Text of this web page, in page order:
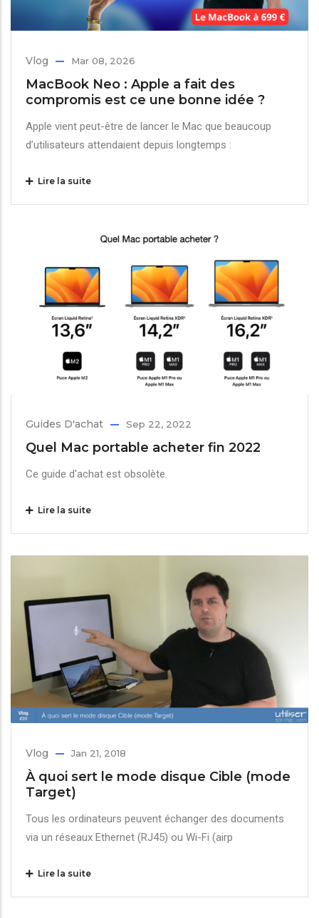
Vlog Mar 08, 2026
MacBook Neo : Apple a fait des
compromis est ce une bonne idée ?
Apple vient peut-être de lancer le Mac que beaucoup
d’utilisateurs attendaient depuis longtemps :
Lire la suite
Guides D'achat Sep 22, 2022
Quel Mac portable acheter fin 2022
Ce guide d'achat est obsolète.
Lire la suite
Vlog Jan 21, 2018
À quoi sert le mode disque Cible (mode
Target)
Tous les ordinateurs peuvent échanger des documents
via un réseaux Ethernet (RJ45) ou Wi-Fi (airp
Lire la suite